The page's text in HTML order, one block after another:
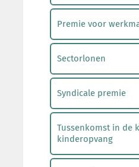
Premie voor
Sectorlonen
Syndicale premie
Tussenkomst in de
kinderopvang